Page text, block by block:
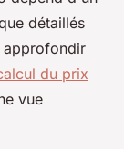
détaillés
approfondir
du prix
vue